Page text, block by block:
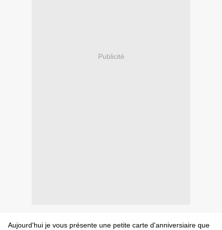
Publicité
Aujourd'hui je vous présente une petite carte d'anniversiaire que